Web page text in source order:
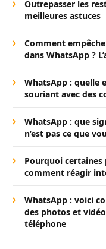
Outrepasser les
meilleures astuces
Comment
dans WhatsApp ?
WhatsApp : quelle
souriant avec des
WhatsApp : que
n’est pas ce que
Pourquoi certaines
comment réagir
WhatsApp : voici
des photos et
téléphone